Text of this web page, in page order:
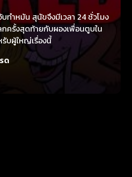
บทำหมัน สุนัขจึงมีเวลา 24 ชั่วโมง
กครั้งสุดท้ายกับผองเพื่อนตูบใน
บผู้ใหญ่เรื่องนี้
ด